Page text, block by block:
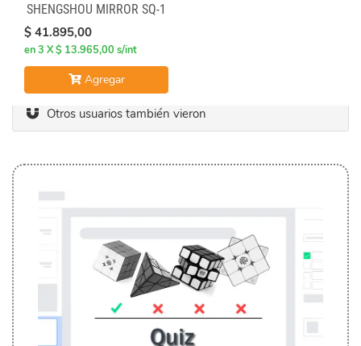
SHENGSHOU MIRROR SQ-1
$ 41.895,00
en 3 X $ 13.965,00 s/int
Agregar
Otros usuarios también vieron